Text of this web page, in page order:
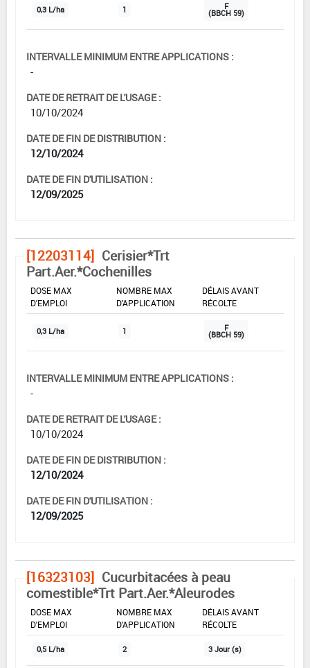
0,3 L/ha 1 F
(BBCH 59)
INTERVALLE MINIMUM ENTRE APPLICATIONS :
-
DATE DE RETRAIT DE L'USAGE :
10/10/2024
DATE DE FIN DE DISTRIBUTION :
12/10/2024
DATE DE FIN D'UTILISATION :
12/09/2025
[12203114] Cerisier*Trt
Part.Aer.*Cochenilles
DOSE MAX
D'EMPLOI
NOMBRE MAX
D'APPLICATION
DÉLAIS AVANT
RÉCOLTE
0,3 L/ha 1 F
(BBCH 59)
INTERVALLE MINIMUM ENTRE APPLICATIONS :
-
DATE DE RETRAIT DE L'USAGE :
10/10/2024
DATE DE FIN DE DISTRIBUTION :
12/10/2024
DATE DE FIN D'UTILISATION :
12/09/2025
[16323103] Cucurbitacées à peau
comestible*Trt Part.Aer.*Aleurodes
DOSE MAX
D'EMPLOI
NOMBRE MAX
D'APPLICATION
DÉLAIS AVANT
RÉCOLTE
0,5 L/ha 2 3 Jour (s)